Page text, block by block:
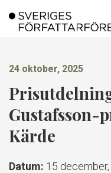
till
24 oktober, 2025
Gustafsson-
Kärde
Datum: 15